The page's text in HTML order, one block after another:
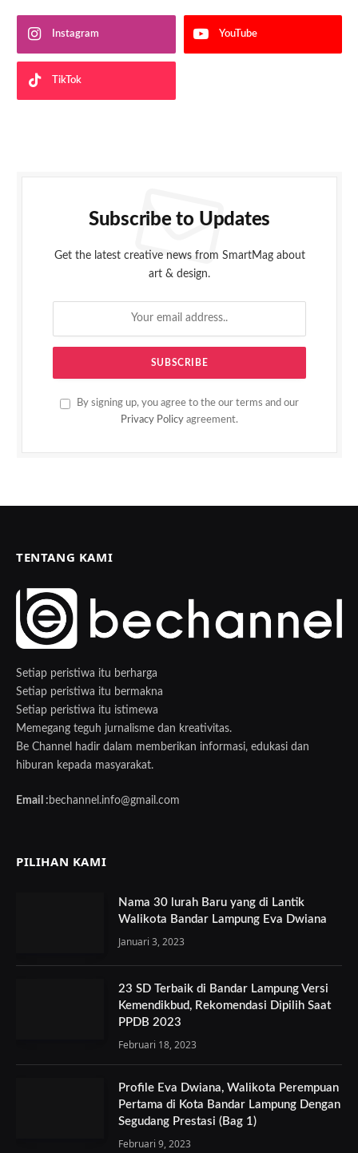
Instagram YouTube
TikTok
Subscribe to Updates
Get the latest creative news from SmartMag about
art & design.
By signing up, you agree to the our terms and our
Privacy Policy agreement.
TENTANG KAMI
Setiap peristiwa itu berharga
Setiap peristiwa itu bermakna
Setiap peristiwa itu istimewa
Memegang teguh jurnalisme dan kreativitas.
Be Channel hadir dalam memberikan informasi, edukasi dan
hiburan kepada masyarakat.
Email : bechannel.info@gmail.com
PILIHAN KAMI
Nama 30 lurah Baru yang di Lantik
Walikota Bandar Lampung Eva Dwiana
Januari 3, 2023
23 SD Terbaik di Bandar Lampung Versi
Kemendikbud, Rekomendasi Dipilih Saat
PPDB 2023
Februari 18, 2023
Profile Eva Dwiana, Walikota Perempuan
Pertama di Kota Bandar Lampung Dengan
Segudang Prestasi (Bag 1)
Februari 9, 2023